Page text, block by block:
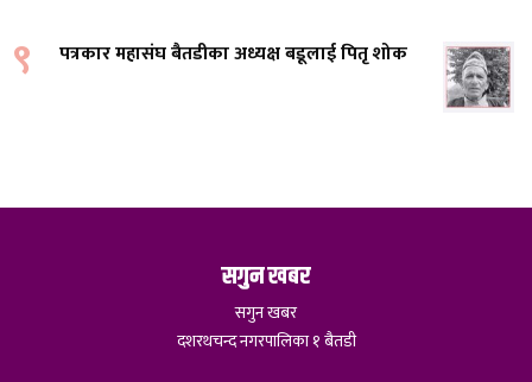
९ पत्रकार महासंघ बैतडीका अध्यक्ष बडूलाई पितृ शोक
सगुन खबर
सगुन खबर
दशरथचन्द नगरपालिका १ बैतडी